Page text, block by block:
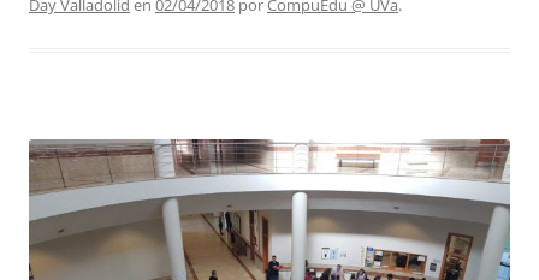
Day Valladolid en 02/04/2018 porCompuEdu @ UVa.